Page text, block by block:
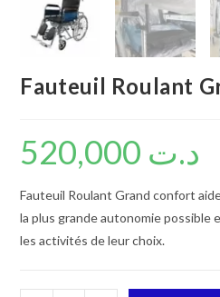
Fauteuil Roulant
د.ت
Fauteuil Roulant Grand confort
la plus grande autonomie possible
les activités de leur choix.